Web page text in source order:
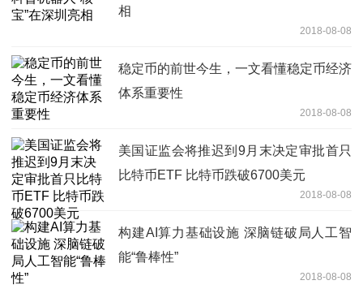
相
2018-08-08
稳定币的前世今生，一文看懂稳定币经济
体系重要性
2018-08-08
美国证监会将推迟到9月末决定审批首只
比特币ETF 比特币跌破6700美元
2018-08-08
构建AI算力基础设施 深脑链破局人工智
能“鲁棒性”
2018-08-08